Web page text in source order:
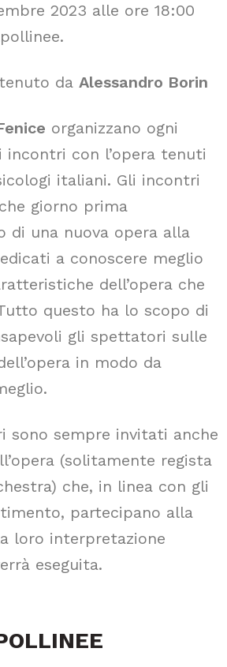
2023 alle ore 18:00
da Alessandro Borin
organizzano ogni
incontri con l’opera tenuti
italiani. Gli incontri
giorno prima
di una nuova opera alla
a conoscere meglio
dell’opera che
questo ha lo scopo di
gli spettatori sulle
in modo da
sono sempre invitati anche
(solitamente regista
che, in linea con gli
partecipano alla
loro interpretazione
eseguita.